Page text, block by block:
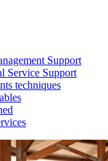
Support
Service Support
techniques